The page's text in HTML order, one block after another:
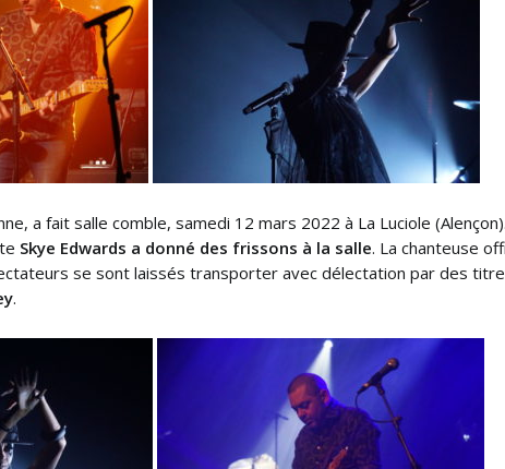
a fait salle comble, samedi 12 mars 2022 à La Luciole
Skye Edwards a donné des frissons à la salle. La chanteuse
se sont laissés transporter avec délectation par des
.